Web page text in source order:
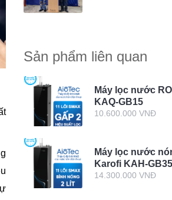
Sản phẩm liên quan
Máy lọc nước
KAQ-GB15
10.600.000 VNĐ
Máy lọc nước
Karofi KAH-GB35
14.300.000 VNĐ